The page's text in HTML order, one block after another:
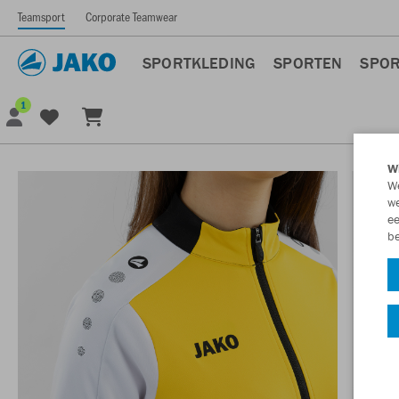
Teamsport Corporate Teamwear
SPORTKLEDING SPORTEN
1